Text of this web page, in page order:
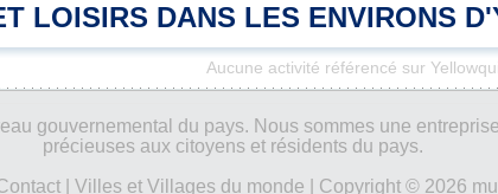
LOISIRS DANS LES ENVIRONS
Aucune activité référencé sur
gouvernemental du pays. Nous sommes une
précieuses aux citoyens et résidents du pays.
| Villes et Villages du monde | Copyright © 2026